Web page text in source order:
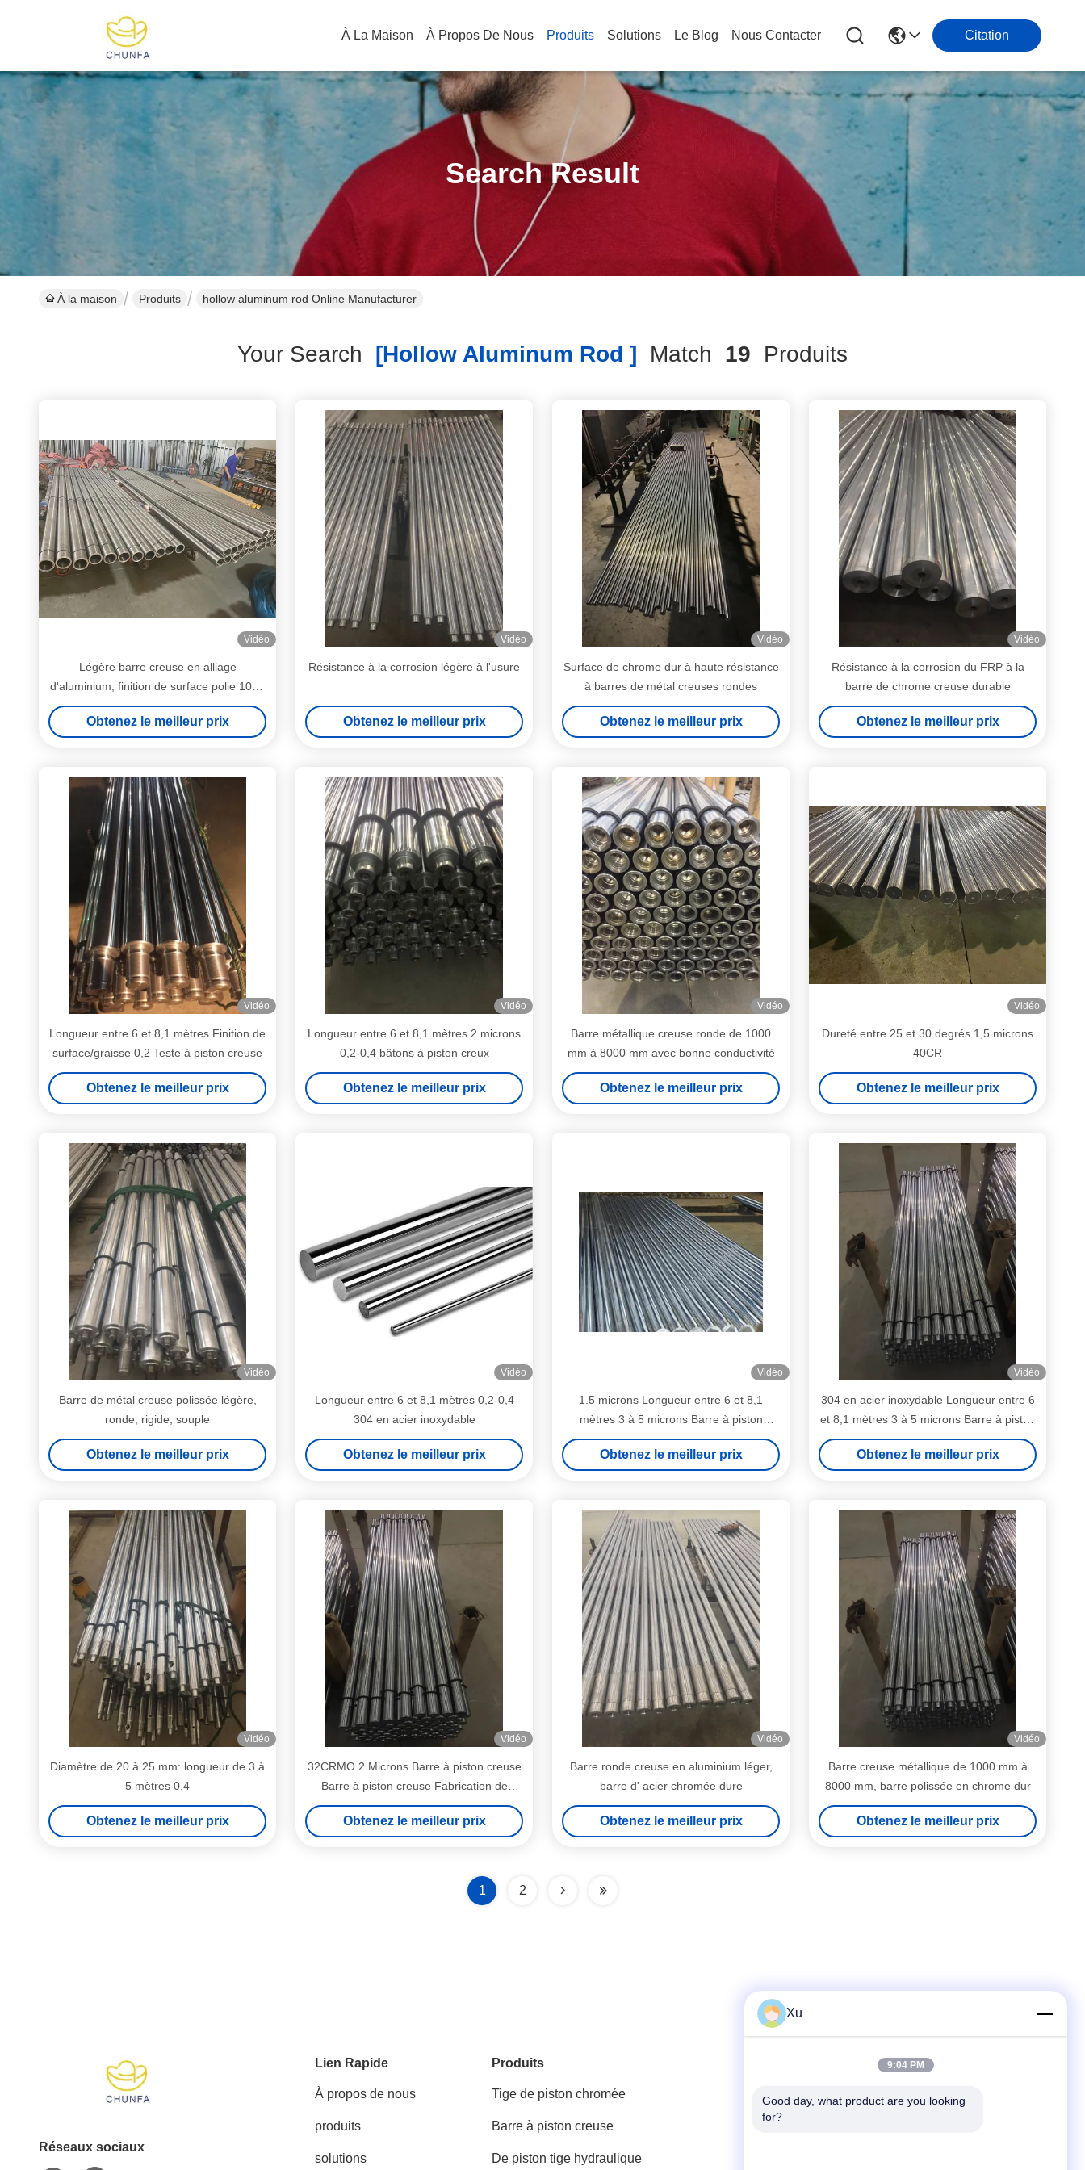
À La Maison À Propos De Nous Produits Solutions Le Blog Nous Contacter Citation
Search Result
À la maison Produits hollow aluminum rod Online Manufacturer
Your Search [hollow Aluminum Rod ] Match 19 Produits
Vidéo
Légère barre creuse en alliage
d'aluminium, finition de surface polie 1000
mm - 8000 mm
Obtenez le meilleur prix
Vidéo
Résistance à la corrosion légère à l'usure
Obtenez le meilleur prix
Vidéo
Surface de chrome dur à haute résistance
à barres de métal creuses rondes
Obtenez le meilleur prix
Vidéo
Résistance à la corrosion du FRP à la
barre de chrome creuse durable
Obtenez le meilleur prix
Vidéo
Longueur entre 6 et 8,1 mètres Finition de
surface/graisse 0,2 Teste à piston creuse
Obtenez le meilleur prix
Vidéo
Longueur entre 6 et 8,1 mètres 2 microns
0,2-0,4 bâtons à piston creux
Obtenez le meilleur prix
Vidéo
Barre métallique creuse ronde de 1000
mm à 8000 mm avec bonne conductivité
Obtenez le meilleur prix
Vidéo
Dureté entre 25 et 30 degrés 1,5 microns
40CR
Obtenez le meilleur prix
Vidéo
Barre de métal creuse polissée légère,
ronde, rigide, souple
Obtenez le meilleur prix
Vidéo
Longueur entre 6 et 8,1 mètres 0,2-0,4
304 en acier inoxydable
Obtenez le meilleur prix
Vidéo
1.5 microns Longueur entre 6 et 8,1
mètres 3 à 5 microns Barre à piston
creuse Industrie automobile
Obtenez le meilleur prix
Vidéo
304 en acier inoxydable Longueur entre 6
et 8,1 mètres 3 à 5 microns Barre à piston
creuse Fabrication de précision
Obtenez le meilleur prix
Vidéo
Diamètre de 20 à 25 mm: longueur de 3 à
5 mètres 0,4
Obtenez le meilleur prix
Vidéo
32CRMO 2 Microns Barre à piston creuse
Barre à piston creuse Fabrication de
précision
Obtenez le meilleur prix
Vidéo
Barre ronde creuse en aluminium léger,
barre d' acier chromée dure
Obtenez le meilleur prix
Vidéo
Barre creuse métallique de 1000 mm à
8000 mm, barre polissée en chrome dur
Obtenez le meilleur prix
1 2
Réseaux sociaux
Lien Rapide
À propos de nous
produits
solutions
Produits
Tige de piston chromée
Barre à piston creuse
De piston tige hydraulique
Télégramme
Xu
9:04 PM
Good day, what product are you looking
for?